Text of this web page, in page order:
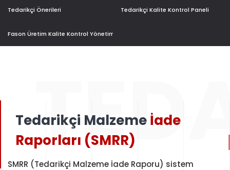
Tedarikçi Önerileri Tedarikçi Kalite Kontrol Paneli
Fason Üretim Kalite Kontrol Yönetimi
Tedarikçi Malzemeİade
Raporları (SMRR)
SMRR (Tedarikçi Malzeme İade Raporu) sistem